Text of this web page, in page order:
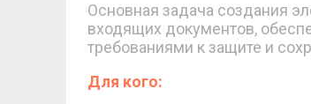
Основная задача создания
входящих документов,
требованиями к защите и
Для кого: